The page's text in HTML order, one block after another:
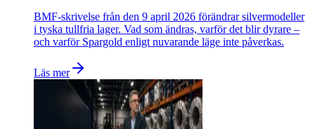
BMF-skrivelse från den 9 april 2026 förändrar silvermodeller
i tyska tullfria lager. Vad som ändras, varför det blir dyrare –
och varför Spargold enligt nuvarande läge inte påverkas.
Läs mer